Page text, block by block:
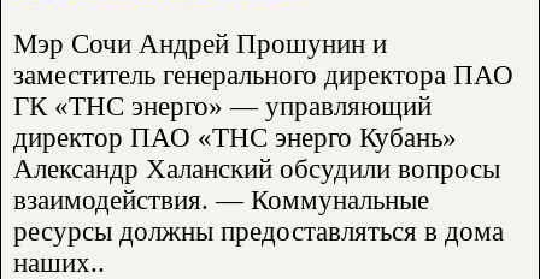
Мэр Сочи Андрей Прошунин и
заместитель генерального директора ПАО
ГК «ТНС энерго» — управляющий
директор ПАО «ТНС энерго Кубань»
Александр Халанский обсудили вопросы
взаимодействия. — Коммунальные
ресурсы должны предоставляться в дома
наших..